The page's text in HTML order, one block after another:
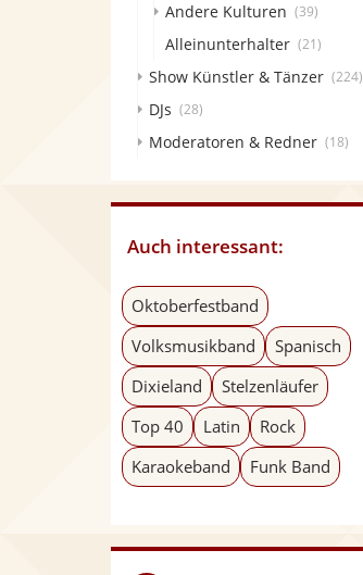
Andere Kulturen (39)
Alleinunterhalter (21)
Show Künstler & Tänzer (224)
DJs (28)
Moderatoren & Redner (18)
Auch interessant:
Oktoberfestband
Volksmusikband
Spanisch
Dixieland
Stelzenläufer
Top 40
Latin
Rock
Karaokeband
Funk Band